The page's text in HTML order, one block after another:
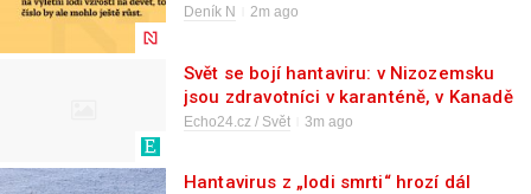
Deník N 2m ago
Svět se bojí hantaviru: v Nizozemsku
jsou zdravotníci v karanténě, v Kanadě
zrušili zápas hokejové ligy
Echo24.cz / Svět 3m ago
Hantavirus z „lodi smrti“ hrozí dál